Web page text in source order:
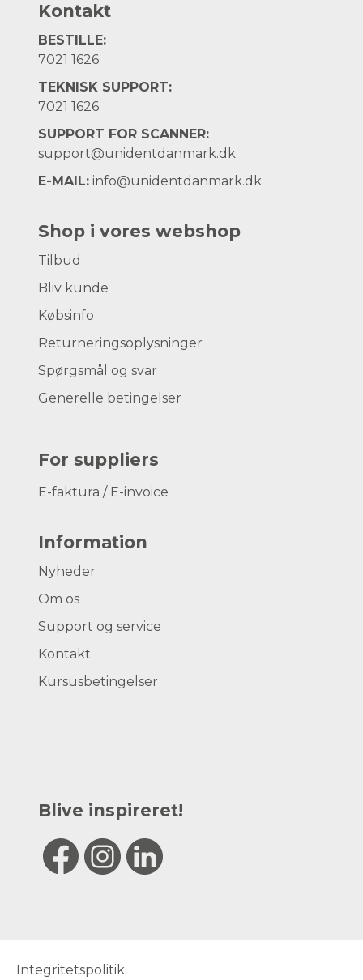
Kontakt
BESTILLE:
7021 1626
TEKNISK SUPPORT:
7021 1626
SUPPORT FOR SCANNER:
support@unidentdanmark.dk
E-MAIL: info@unidentdanmark.dk
Shop i vores webshop
Tilbud
Bliv kunde
Købsinfo
Returneringsoplysninger
Spørgsmål og svar
Generelle betingelser
For suppliers
E-faktura / E-invoice
Information
Nyheder
Om os
Support og service
Kontakt
Kursusbetingelser
Blive inspireret!
Integritetspolitik